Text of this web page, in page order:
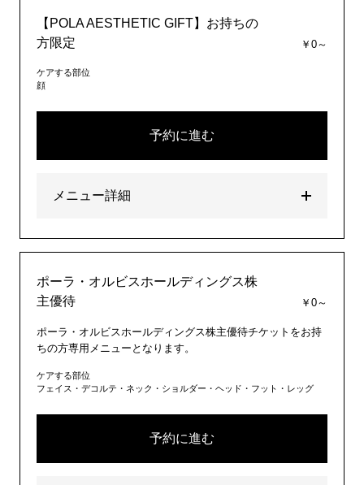
【POLA AESTHETIC GIFT】お持ちの
方限定
￥0～
ケアする部位
顔
予約に進む
メニュー詳細
ポーラ・オルビスホールディングス株
主優待
￥0～
ポーラ・オルビスホールディングス株主優待チケットをお持
ちの方専用メニューとなります。
ケアする部位
フェイス・デコルテ・ネック・ショルダー・ヘッド・フット・レッグ
予約に進む